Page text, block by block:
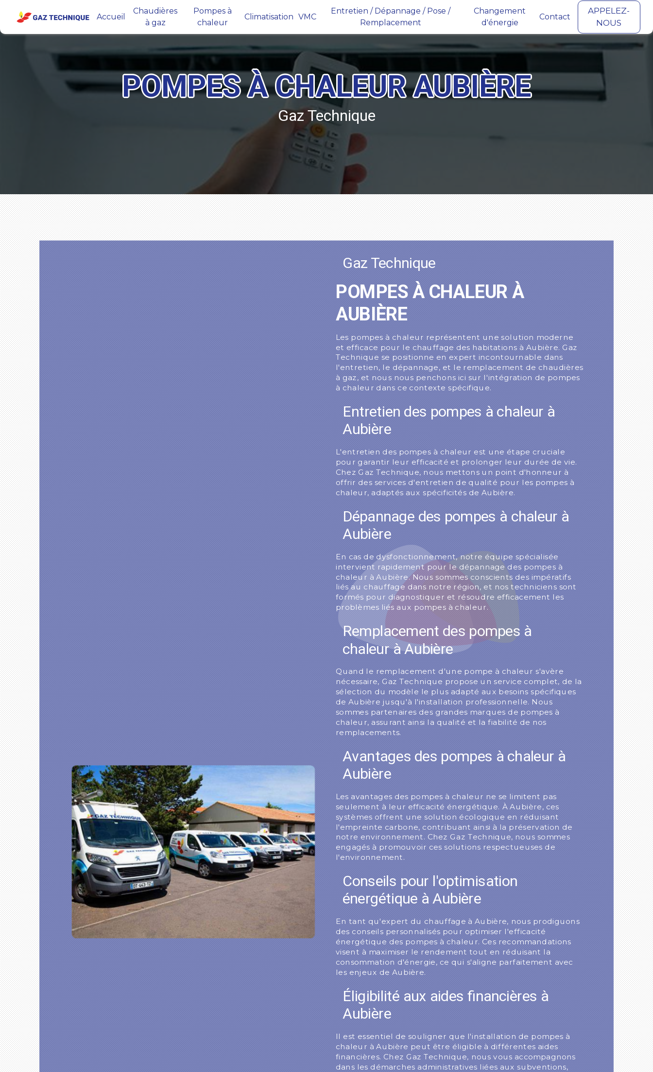
Accueil
Chaudières
à gaz
Pompes à
chaleur
Climatisation VMC
Entretien / Dépannage / Pose /
Remplacement
Changement
d'énergie
Contact
APPELEZ-
NOUS
POMPES À CHALEUR AUBIÈRE
Gaz Technique
Gaz Technique
POMPES À CHALEUR À
AUBIÈRE
Les pompes à chaleur représentent une solution moderne
et efficace pour le chauffage des habitations à Aubière. Gaz
Technique se positionne en expert incontournable dans
l'entretien, le dépannage, et le remplacement de chaudières
à gaz, et nous nous penchons ici sur l'intégration de pompes
à chaleur dans ce contexte spécifique.
Entretien des pompes à chaleur à
Aubière
L'entretien des pompes à chaleur est une étape cruciale
pour garantir leur efficacité et prolonger leur durée de vie.
Chez Gaz Technique, nous mettons un point d'honneur à
offrir des services d'entretien de qualité pour les pompes à
chaleur, adaptés aux spécificités de Aubière.
Dépannage des pompes à chaleur à
Aubière
En cas de dysfonctionnement, notre équipe spécialisée
intervient rapidement pour le dépannage des pompes à
chaleur à Aubière. Nous sommes conscients des impératifs
liés au chauffage dans notre région, et nos techniciens sont
formés pour diagnostiquer et résoudre efficacement les
problèmes liés aux pompes à chaleur.
Remplacement des pompes à
chaleur à Aubière
Quand le remplacement d'une pompe à chaleur s'avère
nécessaire, Gaz Technique propose un service complet, de la
sélection du modèle le plus adapté aux besoins spécifiques
de Aubière jusqu'à l'installation professionnelle. Nous
sommes partenaires des grandes marques de pompes à
chaleur, assurant ainsi la qualité et la fiabilité de nos
remplacements.
Avantages des pompes à chaleur à
Aubière
Les avantages des pompes à chaleur ne se limitent pas
seulement à leur efficacité énergétique. À Aubière, ces
systèmes offrent une solution écologique en réduisant
l'empreinte carbone, contribuant ainsi à la préservation de
notre environnement. Chez Gaz Technique, nous sommes
engagés à promouvoir ces solutions respectueuses de
l'environnement.
Conseils pour l'optimisation
énergétique à Aubière
En tant qu'expert du chauffage à Aubière, nous prodiguons
des conseils personnalisés pour optimiser l'efficacité
énergétique des pompes à chaleur. Ces recommandations
visent à maximiser le rendement tout en réduisant la
consommation d'énergie, ce qui s'aligne parfaitement avec
les enjeux de Aubière.
Éligibilité aux aides financières à
Aubière
Il est essentiel de souligner que l'installation de pompes à
chaleur à Aubière peut être éligible à différentes aides
financières. Chez Gaz Technique, nous vous accompagnons
dans les démarches administratives liées aux subventions,